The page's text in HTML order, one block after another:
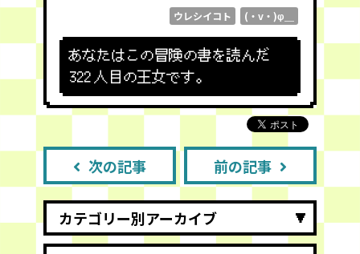
ウレシイコト (・v・)φ＿
あなたはこの冒険の書を読んだ
322 人目の王女です。
次の記事 前の記事